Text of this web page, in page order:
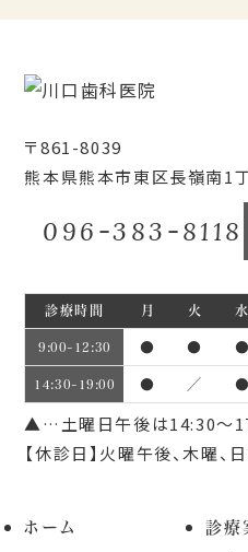
〒861-8039
熊本県熊本市東区長嶺南1
096-383-8118
診療時間 月 火 水
9:00~12:30 ● ● ●
14:30~19:00 ● ／ ●
▲…土曜日午後は14:30～
【休診日】火曜午後、木曜、
ホーム
診療